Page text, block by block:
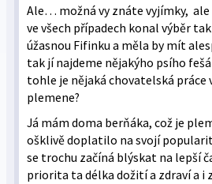
Ale… možná vy znáte vyjímky, ale
ve všech případech konal výběr
úžasnou Fifinku a měla by mít
tak jí najdeme nějakýho psího
tohle je nějaká chovatelská práce
plemene?
Já mám doma berňáka, což je
ošklivě doplatilo na svojí
se trochu začíná blýskat na lepší
priorita ta délka dožití a zdraví a i